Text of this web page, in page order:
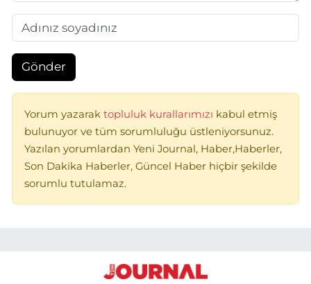
Gönder
Yorum yazarak topluluk kurallarımızı kabul etmiş
bulunuyor ve tüm sorumluluğu üstleniyorsunuz.
Yazılan yorumlardan Yeni Journal, Haber,Haberler,
Son Dakika Haberler, Güncel Haber hiçbir şekilde
sorumlu tutulamaz.